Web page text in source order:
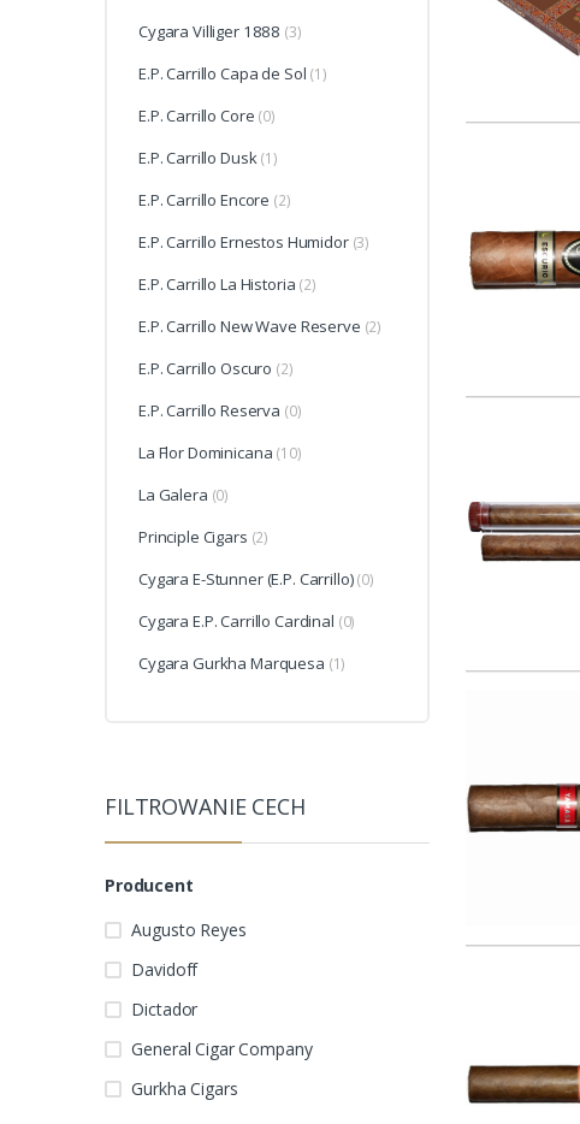
Cygara Villiger 1888 (3)
E.P. Carrillo Capa de Sol (1)
E.P. Carrillo Core (0)
E.P. Carrillo Dusk (1)
E.P. Carrillo Encore (2)
E.P. Carrillo Ernestos Humidor (3)
E.P. Carrillo La Historia (2)
E.P. Carrillo New Wave Reserve (2)
E.P. Carrillo Oscuro (2)
E.P. Carrillo Reserva (0)
La Flor Dominicana (10)
La Galera (0)
Principle Cigars (2)
Cygara E-Stunner (E.P. Carrillo) (0)
Cygara E.P. Carrillo Cardinal (0)
Cygara Gurkha Marquesa (1)
FILTROWANIE CECH
Producent
Augusto Reyes
Davidoff
Dictador
General Cigar Company
Gurkha Cigars